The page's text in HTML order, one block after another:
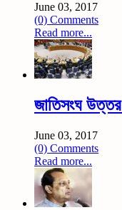
June 03, 2017
(0) Comments
Read more...
জাতিসংঘ উত্তর
June 03, 2017
(0) Comments
Read more...